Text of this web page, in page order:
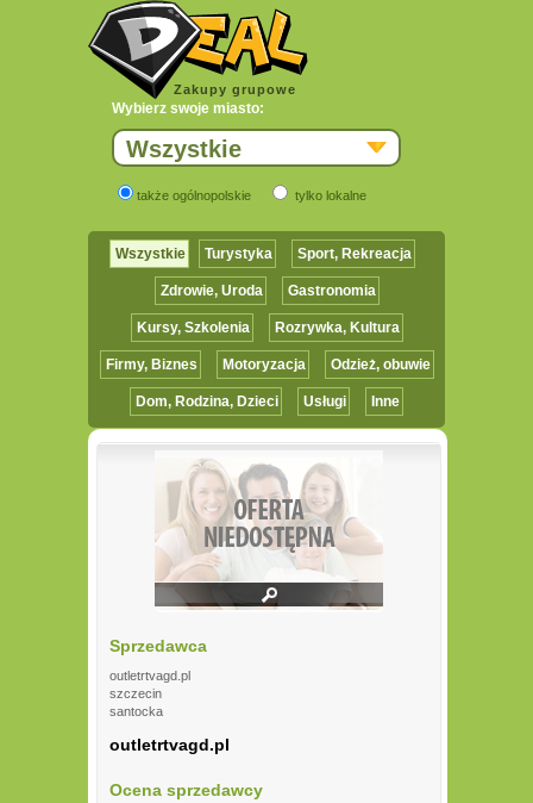
Zakupy grupowe
Wybierz swoje miasto:
Wszystkie
także ogólnopolskie tylko lokalne
Wszystkie Turystyka Sport, Rekreacja
Zdrowie, Uroda Gastronomia
Kursy, Szkolenia Rozrywka, Kultura
Firmy, Biznes Motoryzacja Odzież, obuwie
Dom, Rodzina, Dzieci Usługi Inne
Sprzedawca
outletrtvagd.pl
szczecin
santocka
outletrtvagd.pl
Ocena sprzedawcy